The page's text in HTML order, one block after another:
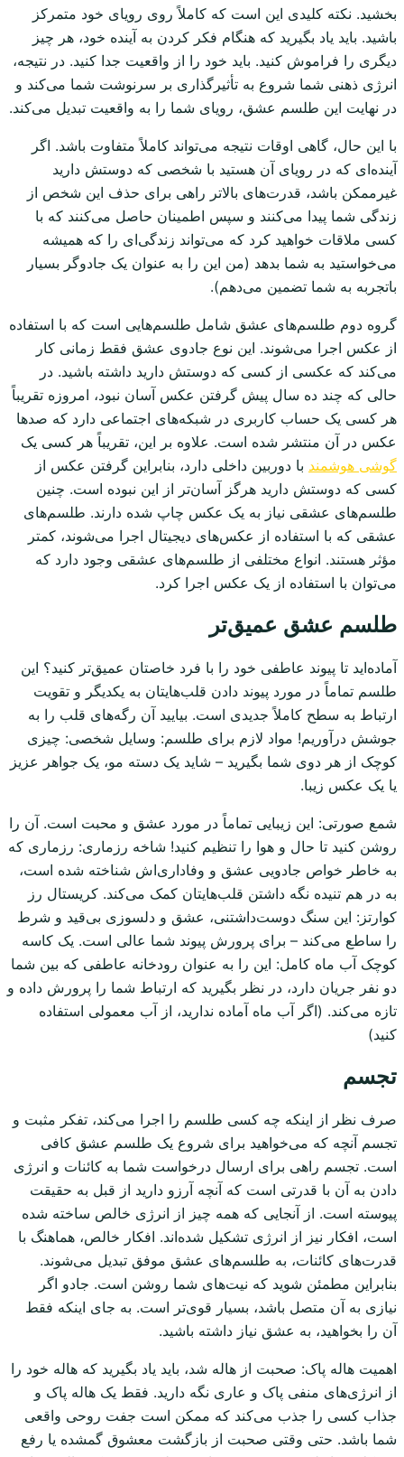
بخشید. نکته کلیدی این است که کاملاً روی رویای خود متمرکز
باشید. باید یاد بگیرید که هنگام فکر کردن به آینده خود، هر چیز
دیگری را فراموش کنید. باید خود را از واقعیت جدا کنید. در نتیجه،
انرژی ذهنی شما شروع به تأثیرگذاری بر سرنوشت شما می‌کند و
در نهایت این طلسم عشق، رویای شما را به واقعیت تبدیل می‌کند.
با این حال، گاهی اوقات نتیجه می‌تواند کاملاً متفاوت باشد. اگر
آینده‌ای که در رویای آن هستید با شخصی که دوستش دارید
غیرممکن باشد، قدرت‌های بالاتر راهی برای حذف این شخص از
زندگی شما پیدا می‌کنند و سپس اطمینان حاصل می‌کنند که با
کسی ملاقات خواهید کرد که می‌تواند زندگی‌ای را که همیشه
می‌خواستید به شما بدهد (من این را به عنوان یک جادوگر بسیار
باتجربه به شما تضمین می‌دهم).
گروه دوم طلسم‌های عشق شامل طلسم‌هایی است که با استفاده
از عکس اجرا می‌شوند. این نوع جادوی عشق فقط زمانی کار
می‌کند که عکسی از کسی که دوستش دارید داشته باشید. در
حالی که چند ده سال پیش گرفتن عکس آسان نبود، امروزه تقریباً
هر کسی یک حساب کاربری در شبکه‌های اجتماعی دارد که صدها
عکس در آن منتشر شده است. علاوه بر این، تقریباً هر کسی یک
گوشی هوشمند با دوربین داخلی دارد، بنابراین گرفتن عکس از
کسی که دوستش دارید هرگز آسان‌تر از این نبوده است. چنین
طلسم‌های عشقی نیاز به یک عکس چاپ شده دارند. طلسم‌های
عشقی که با استفاده از عکس‌های دیجیتال اجرا می‌شوند، کمتر
مؤثر هستند. انواع مختلفی از طلسم‌های عشقی وجود دارد که
می‌توان با استفاده از یک عکس اجرا کرد.
طلسم عشق عمیق‌تر
آماده‌اید تا پیوند عاطفی خود را با فرد خاصتان عمیق‌تر کنید؟ این
طلسم تماماً در مورد پیوند دادن قلب‌هایتان به یکدیگر و تقویت
ارتباط به سطح کاملاً جدیدی است. بیایید آن رگه‌های قلب را به
جوشش درآوریم! مواد لازم برای طلسم: وسایل شخصی: چیزی
کوچک از هر دوی شما بگیرید – شاید یک دسته مو، یک جواهر عزیز
یا یک عکس زیبا.
شمع صورتی: این زیبایی تماماً در مورد عشق و محبت است. آن را
روشن کنید تا حال و هوا را تنظیم کنید! شاخه رزماری: رزماری که
به خاطر خواص جادویی عشق و وفاداری‌اش شناخته شده است،
به در هم تنیده نگه داشتن قلب‌هایتان کمک می‌کند. کریستال رز
کوارتز: این سنگ دوست‌داشتنی، عشق و دلسوزی بی‌قید و شرط
را ساطع می‌کند – برای پرورش پیوند شما عالی است. یک کاسه
کوچک آب ماه کامل: این را به عنوان رودخانه عاطفی که بین شما
دو نفر جریان دارد، در نظر بگیرید که ارتباط شما را پرورش داده و
تازه می‌کند. (اگر آب ماه آماده ندارید، از آب معمولی استفاده
کنید)
تجسم
صرف نظر از اینکه چه کسی طلسم را اجرا می‌کند، تفکر مثبت و
تجسم آنچه که می‌خواهید برای شروع یک طلسم عشق کافی
است. تجسم راهی برای ارسال درخواست شما به کائنات و انرژی
دادن به آن با قدرتی است که آنچه آرزو دارید از قبل به حقیقت
پیوسته است. از آنجایی که همه چیز از انرژی خالص ساخته شده
است، افکار نیز از انرژی تشکیل شده‌اند. افکار خالص، هماهنگ با
قدرت‌های کائنات، به طلسم‌های عشق موفق تبدیل می‌شوند.
بنابراین مطمئن شوید که نیت‌های شما روشن است. جادو اگر
نیازی به آن متصل باشد، بسیار قوی‌تر است. به جای اینکه فقط
آن را بخواهید، به عشق نیاز داشته باشید.
اهمیت هاله پاک: صحبت از هاله شد، باید یاد بگیرید که هاله خود را
از انرژی‌های منفی پاک و عاری نگه دارید. فقط یک هاله پاک و
جذاب کسی را جذب می‌کند که ممکن است جفت روحی واقعی
شما باشد. حتی وقتی صحبت از بازگشت معشوق گمشده یا رفع